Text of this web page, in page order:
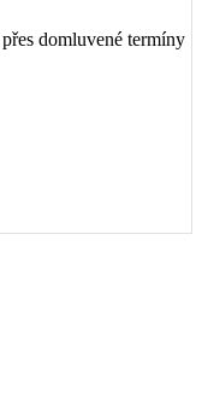
domluvené termíny